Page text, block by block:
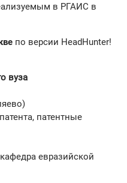
в РГАИС в
по версии HeadHunter!
вуза
патентные
евразийской